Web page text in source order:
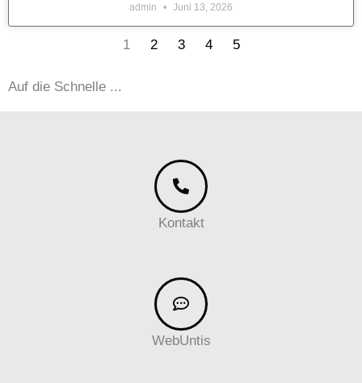
admin Juni 13, 2026
1 2 3 4 5
Auf die Schnelle ...
Kontakt
WebUntis